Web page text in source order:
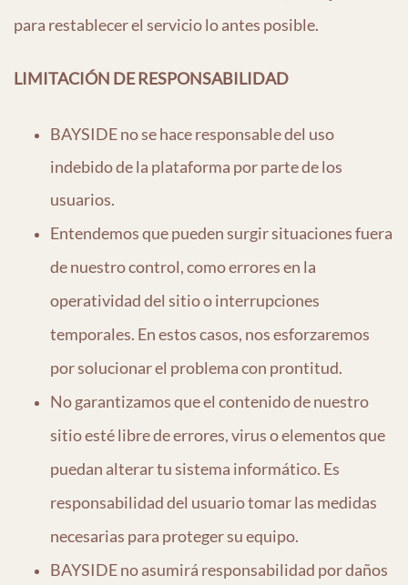
para restablecer el servicio lo antes posible.
LIMITACIÓN DE RESPONSABILIDAD
BAYSIDE no se hace responsable del uso
indebido de la plataforma por parte de los
usuarios.
Entendemos que pueden surgir situaciones fuera
de nuestro control, como errores en la
operatividad del sitio o interrupciones
temporales. En estos casos, nos esforzaremos
por solucionar el problema con prontitud.
No garantizamos que el contenido de nuestro
sitio esté libre de errores, virus o elementos que
puedan alterar tu sistema informático. Es
responsabilidad del usuario tomar las medidas
necesarias para proteger su equipo.
BAYSIDEno asumirá responsabilidad por daños